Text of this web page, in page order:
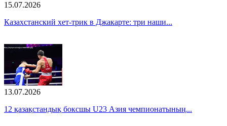
15.07.2026
Казахстанский хет-трик в Джакарте: три наши...
13.07.2026
12 қазақстандық боксшы U23 Азия чемпионатының...